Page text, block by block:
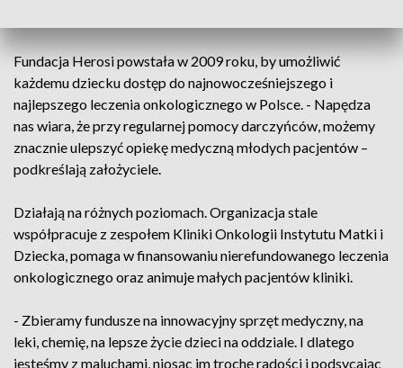
Fundacja Herosi powstała w 2009 roku, by umożliwić
każdemu dziecku dostęp do najnowocześniejszego i
najlepszego leczenia onkologicznego w Polsce. - Napędza
nas wiara, że przy regularnej pomocy darczyńców, możemy
znacznie ulepszyć opiekę medyczną młodych pacjentów –
podkreślają założyciele.
Działają na różnych poziomach. Organizacja stale
współpracuje z zespołem Kliniki Onkologii Instytutu Matki i
Dziecka, pomaga w finansowaniu nierefundowanego leczenia
onkologicznego oraz animuje małych pacjentów kliniki.
- Zbieramy fundusze na innowacyjny sprzęt medyczny, na
leki, chemię, na lepsze życie dzieci na oddziale. I dlatego
jesteśmy z maluchami, niosąc im trochę radości i podsycając